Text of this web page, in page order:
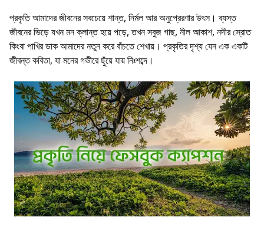
প্রকৃতি আমাদের জীবনের সবচেয়ে শান্ত, নির্মল আর অনুপ্রেরণার উৎস। ব্যস্ত
জীবনের ভিড়ে যখন মন ক্লান্ত হয়ে পড়ে, তখন সবুজ গাছ, নীল আকাশ, নদীর স্রোত
কিংবা পাখির ডাক আমাদের নতুন করে বাঁচতে শেখায়। প্রকৃতির দৃশ্য যেন এক একটি
জীবন্ত কবিতা, যা মনের গভীরে ছুঁয়ে যায় নিঃশব্দে।